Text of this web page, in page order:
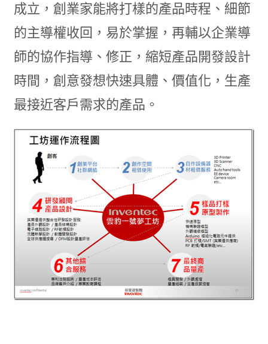
成立，創業家能將打樣的產品時程、細節
的主導權收回，易於掌握，再輔以企業導
師的協作指導、修正，縮短產品開發設計
時間，創意發想快速具體、價值化，生產
最接近客戶需求的產品。